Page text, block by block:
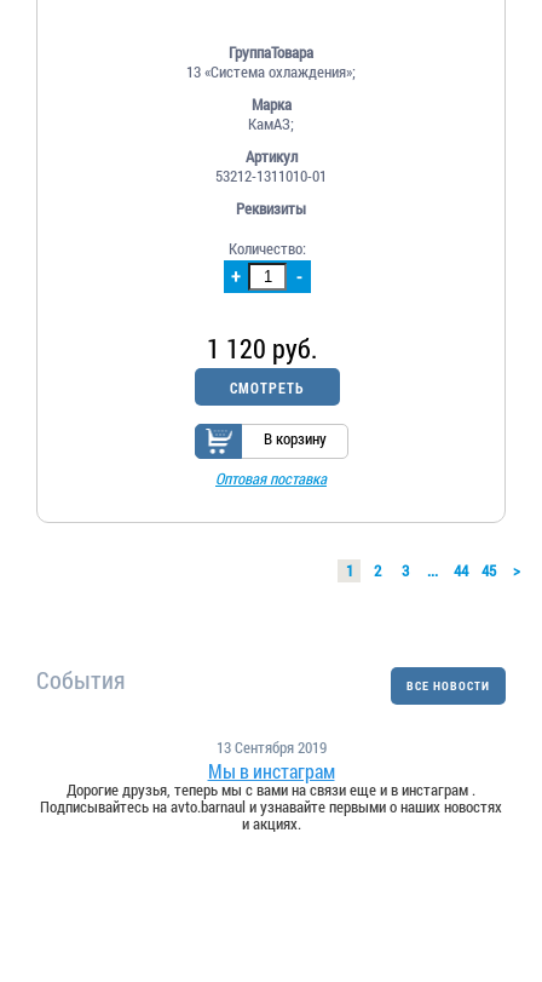
ВСЕ НОВОСТИ
События
13 Сентября 2019
Мы в инстаграм
Дорогие друзья, теперь мы с вами на связи еще и в инстаграм .
Подписывайтесь на avto.barnaul и узнавайте первыми о наших новостях
и акциях.
ГруппаТовара
13 «Система охлаждения»;
Марка
КамАЗ;
Артикул
53212-1311010-01
Реквизиты
+ -
Количество:
1 120 руб.
СМОТРЕТЬ
В корзину
Оптовая поставка
1 2 3 ... 44 45 >